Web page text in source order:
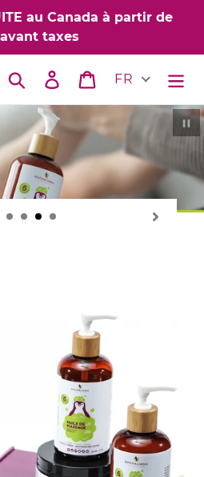
au Canada à partir de
taxes
RechercherSe connecter
Panier
FR
le